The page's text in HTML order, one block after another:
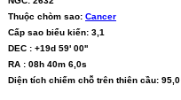
Thuộc chòm sao: Cancer
Cấp sao biểu kiến: 3,1
DEC : +19d 59' 00''
RA : 08h 40m 6,0s
Diện tích chiếm chỗ trên thiên cầu: 95,0